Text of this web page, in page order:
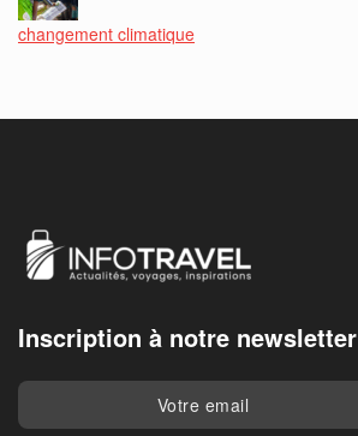
changement climatique
Inscription à notre newsletter